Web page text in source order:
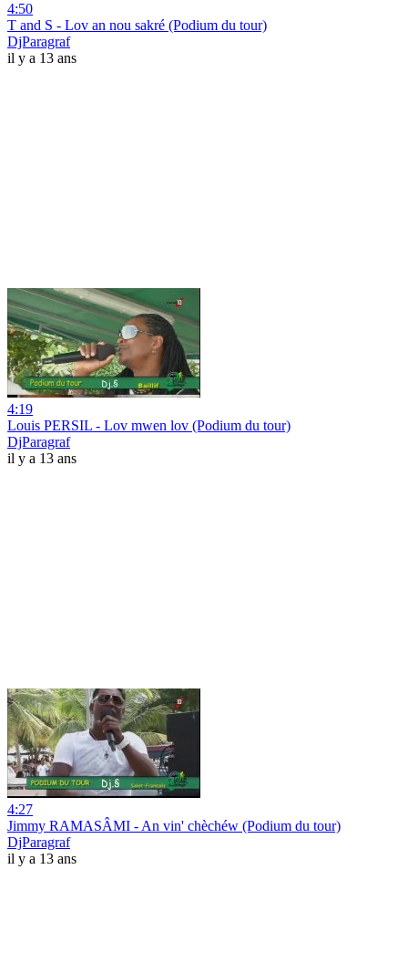
4:50
T and S - Lov an nou sakré (Podium du tour)
DjParagraf
il y a 13 ans
4:19
Louis PERSIL - Lov mwen lov (Podium du tour)
DjParagraf
il y a 13 ans
4:27
Jimmy RAMASÂMI - An vin' chèchéw (Podium du tour)
DjParagraf
il y a 13 ans